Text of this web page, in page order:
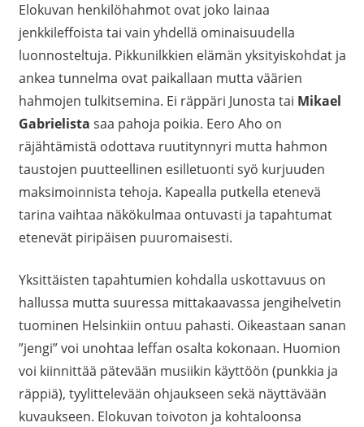
Elokuvan henkilöhahmot ovat joko lainaa
jenkkileffoista tai vain yhdellä ominaisuudella
luonnosteltuja. Pikkunilkkien elämän yksityiskohdat ja
ankea tunnelma ovat paikallaan mutta väärien
hahmojen tulkitsemina. Ei räppäri Junosta tai Mikael
Gabrielista saa pahoja poikia. Eero Aho on
räjähtämistä odottava ruutitynnyri mutta hahmon
taustojen puutteellinen esilletuonti syö kurjuuden
maksimoinnista tehoja. Kapealla putkella etenevä
tarina vaihtaa näkökulmaa ontuvasti ja tapahtumat
etenevät piripäisen puuromaisesti.
Yksittäisten tapahtumien kohdalla uskottavuus on
hallussa mutta suuressa mittakaavassa jengihelvetin
tuominen Helsinkiin ontuu pahasti. Oikeastaan sanan
”jengi” voi unohtaa leffan osalta kokonaan. Huomion
voi kiinnittää pätevään musiikin käyttöön (punkkia ja
räppiä), tyylittelevään ohjaukseen sekä näyttävään
kuvaukseen. Elokuvan toivoton ja kohtaloonsa